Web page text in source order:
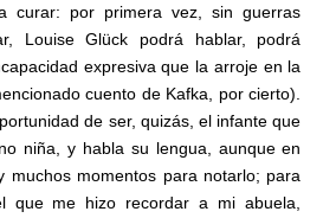
curar: por primera vez, sin guerras
Louise Glück podrá hablar, podrá
expresiva que la arroje en la
cuento de Kafka, por cierto).
de ser, quizás, el infante que
niña, y habla su lengua, aunque en
muchos momentos para notarlo; para
que me hizo recordar a mi abuela,